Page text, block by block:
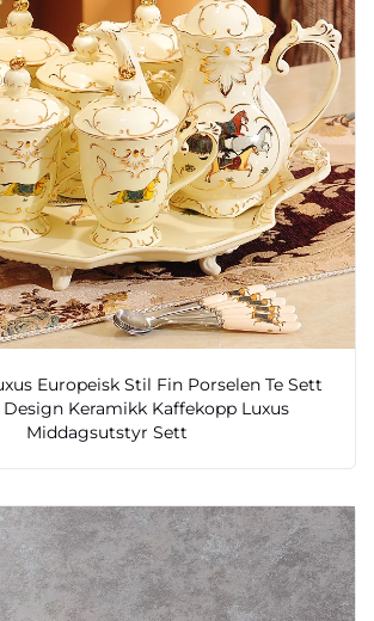
Europeisk Stil Fin Porselen Te Sett
Keramikk Kaffekopp Luxus
Middagsutstyr Sett